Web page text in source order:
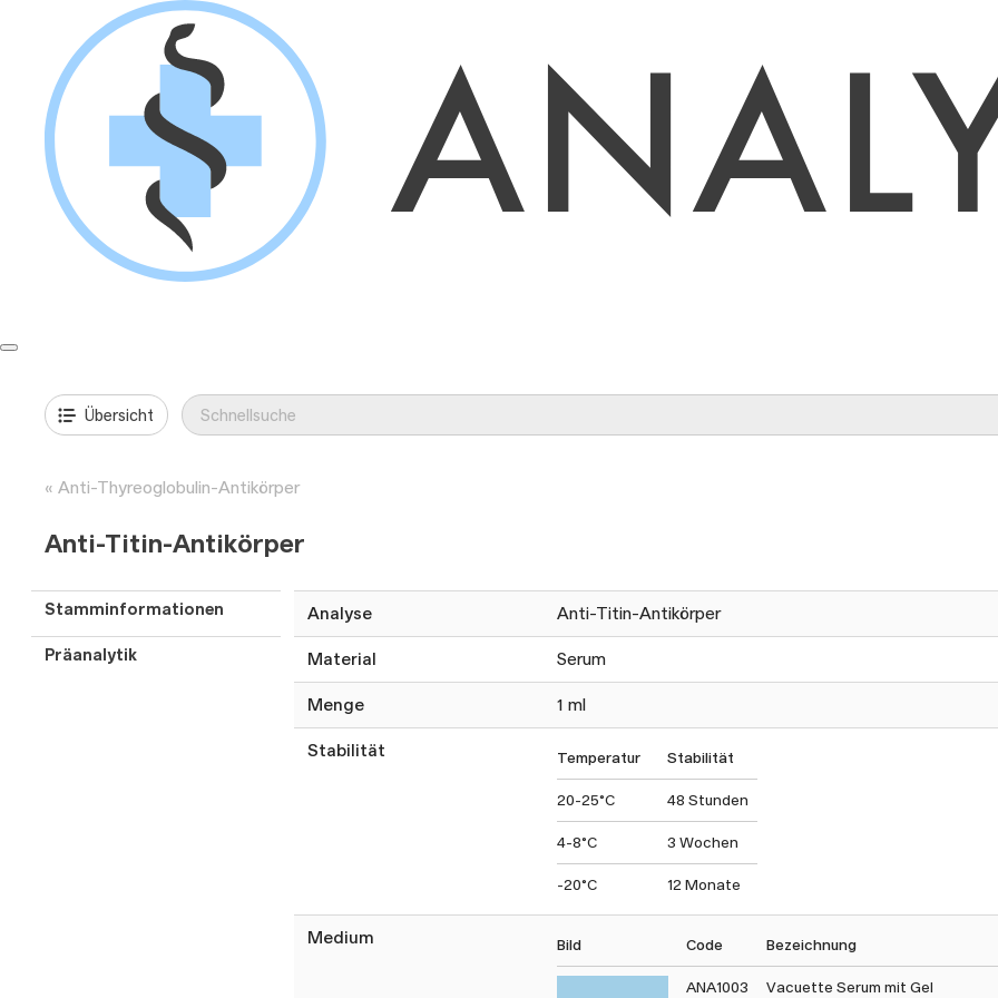
Übersicht
Anti-Thyreoglobulin-Antikörper
Anti-Titin-Antikörper
Stamminformationen Analyse Anti-Titin-Antikörper
Präanalytik Material Serum
Menge 1 ml
Stabilität Temperatur Stabilität
20-25°C 48 Stunden
4-8°C 3 Wochen
-20°C 12 Monate
Medium Bild Code Bezeichnung
ANA1003 Vacuette Serum mit Gel